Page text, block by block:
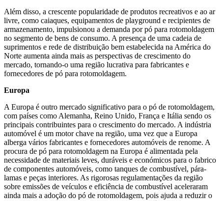
Além disso, a crescente popularidade de produtos recreativos e ao ar
livre, como caiaques, equipamentos de playground e recipientes de
armazenamento, impulsionou a demanda por pó para rotomoldagem
no segmento de bens de consumo. A presença de uma cadeia de
suprimentos e rede de distribuição bem estabelecida na América do
Norte aumenta ainda mais as perspectivas de crescimento do
mercado, tornando-o uma região lucrativa para fabricantes e
fornecedores de pó para rotomoldagem.
Europa
A Europa é outro mercado significativo para o pó de rotomoldagem,
com países como Alemanha, Reino Unido, França e Itália sendo os
principais contribuintes para o crescimento do mercado. A indústria
automóvel é um motor chave na região, uma vez que a Europa
alberga vários fabricantes e fornecedores automóveis de renome. A
procura de pó para rotomoldagem na Europa é alimentada pela
necessidade de materiais leves, duráveis ​​e económicos para o fabrico
de componentes automóveis, como tanques de combustível, pára-
lamas e peças interiores. As rigorosas regulamentações da região
sobre emissões de veículos e eficiência de combustível aceleraram
ainda mais a adoção do pó de rotomoldagem, pois ajuda a reduzir o